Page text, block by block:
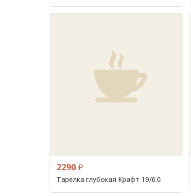
2290 ₽
Тарелка глубокая Крафт 19/6.0